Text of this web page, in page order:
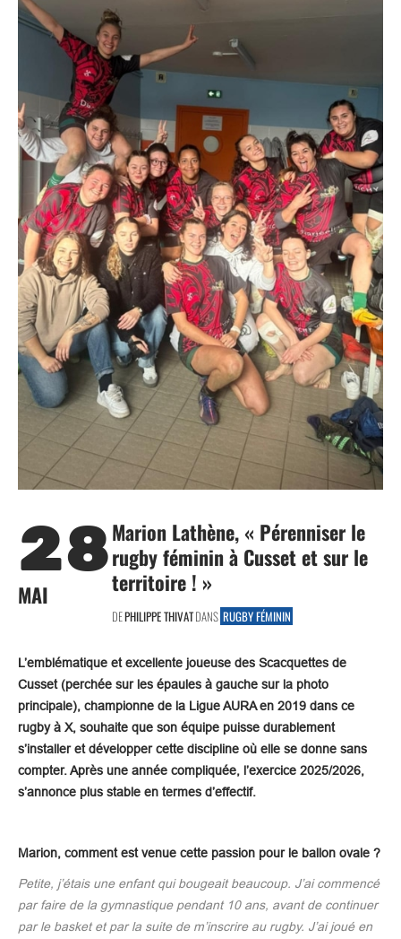
28
MAI
Marion Lathène, « Pérenniser le
rugby féminin à Cusset et sur le
territoire ! »
DEPHILIPPE THIVATDANS RUGBY FÉMININ
L’emblématique et excellente joueuse des Scacquettes de
Cusset (perchée sur les épaules à gauche sur la photo
principale), championne de la Ligue AURA en 2019 dans ce
rugby à X, souhaite que son équipe puisse durablement
s’installer et développer cette discipline où elle se donne sans
compter. Après une année compliquée, l’exercice 2025/2026,
s’annonce plus stable en termes d’effectif.
Marion, comment est venue cette passion pour le ballon ovale ?
Petite, j’étais une enfant qui bougeait beaucoup. J’ai commencé
par faire de la gymnastique pendant 10 ans, avant de continuer
par le basket et par la suite de m’inscrire au rugby. J’ai joué en